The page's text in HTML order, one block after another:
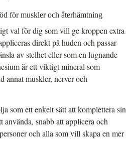
för muskler och återhämtning
val för dig som vill ge kroppen extra
direkt på huden och passar
av stelhet eller som en lugnande
är ett viktigt mineral som
annat muskler, nerver och
som ett enkelt sätt att komplettera sin
snabb att applicera och
och alla som vill skapa en mer